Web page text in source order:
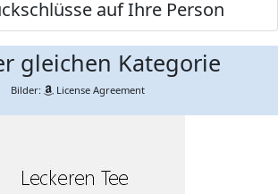
auf Ihre Person
gleichen Kategorie
Bilder: License Agreement